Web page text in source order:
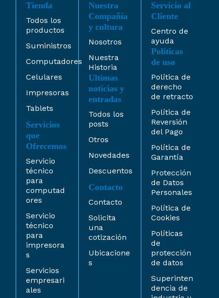
Tienda
Todos los
productos
Suministros
Computadores
Celulares
Impresoras
Tablets
Servicios
que
Ofrecemos
Servicio
técnico
para
computad
ores
Servicio
técnico
para
impresora
s
Servicios
empresari
ales
Nuestra
Compañía
y cultura
Nosotros
Nuestra
Historia
Ultimas
noticias y
entradas
Todos los
posts
Otros
Novedades
Descuentos
Contacto
Contacto
Solicita
una
cotización
Ubicacione
s
Servicio al
Cliente
Centro de
ayuda
Politicas
de uso
Política de
derecho
de retracto
Política de
Reversión
del Pago
Política de
Garantía
Protección
de Datos
Personales
Política de
Cookies
Políticas
de
protección
de datos
Superinten
dencia de